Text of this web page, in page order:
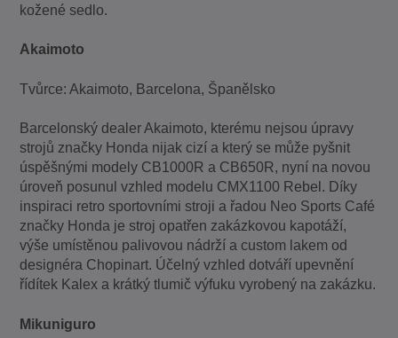
kožené sedlo.
Akaimoto
Tvůrce: Akaimoto, Barcelona, Španělsko
Barcelonský dealer Akaimoto, kterému nejsou úpravy
strojů značky Honda nijak cizí a který se může pyšnit
úspěšnými modely CB1000R a CB650R, nyní na novou
úroveň posunul vzhled modelu CMX1100 Rebel. Díky
inspiraci retro sportovními stroji a řadou Neo Sports Café
značky Honda je stroj opatřen zakázkovou kapotáží,
výše umístěnou palivovou nádrží a custom lakem od
designéra Chopinart. Účelný vzhled dotváří upevnění
řídítek Kalex a krátký tlumič výfuku vyrobený na zakázku.
Mikuniguro